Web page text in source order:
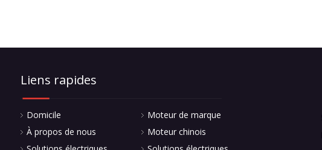
Liens rapides
Domicile
À propos de nous
Moteur de marque
Moteur chinois